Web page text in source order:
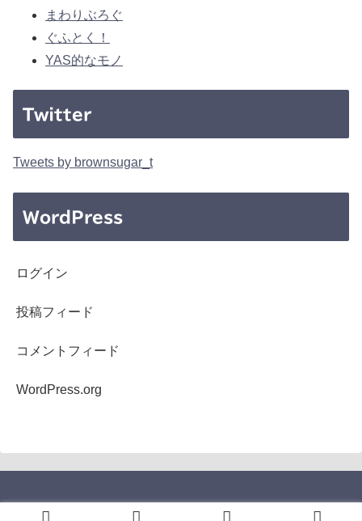
まわりぶろぐ
ぐふとく！
YAS的なモノ
Twitter
Tweets by brownsugar_t
WordPress
ログイン
投稿フィード
コメントフィード
WordPress.org